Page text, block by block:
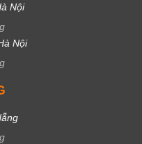
Nội
Nội